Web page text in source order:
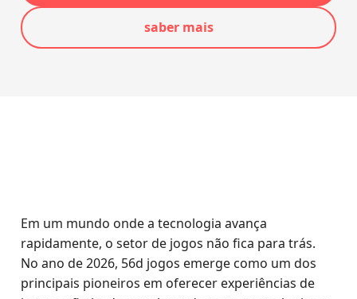
saber mais
Em um mundo onde a tecnologia avança
rapidamente, o setor de jogos não fica para trás.
No ano de 2026, 56d jogos emerge como um dos
principais pioneiros em oferecer experiências de